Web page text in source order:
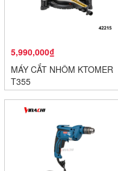
5,990,000₫
MÁY CẮT NHÔM KTOMER
T355